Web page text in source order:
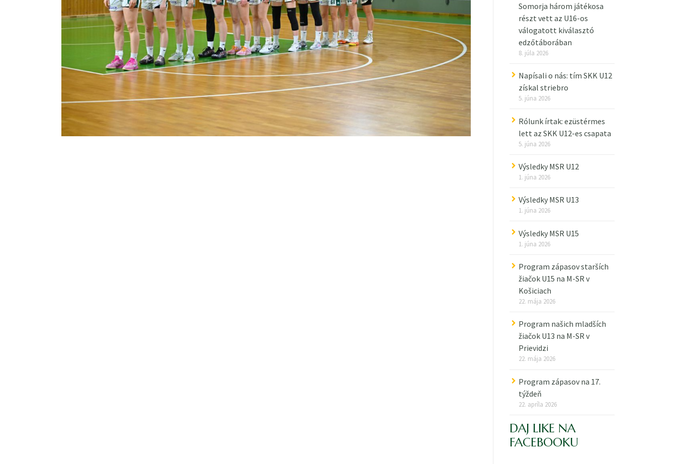
Somorja három játékosa
részt vett az U16-os
válogatott kiválasztó
edzőtáborában
8. júla 2026
Napísali o nás: tím SKK U12
získal striebro
5. júna 2026
Rólunk írtak: ezüstérmes
lett az SKK U12-es csapata
5. júna 2026
Výsledky MSR U12
1. júna 2026
Výsledky MSR U13
1. júna 2026
Výsledky MSR U15
1. júna 2026
Program zápasov starších
žiačok U15 na M-SR v
Košiciach
22. mája 2026
Program našich mladších
žiačok U13 na M-SR v
Prievidzi
22. mája 2026
Program zápasov na 17.
týždeň
22. apríla 2026
DAJ LIKE NA
FACEBOOKU